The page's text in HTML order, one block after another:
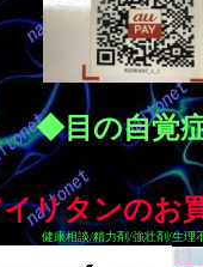
◆目の自覚
リタンのお
健康相談/精力剤/強壮剤/生